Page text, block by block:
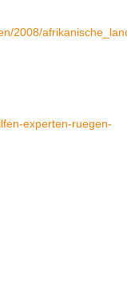
2008/
experten-ruegen-